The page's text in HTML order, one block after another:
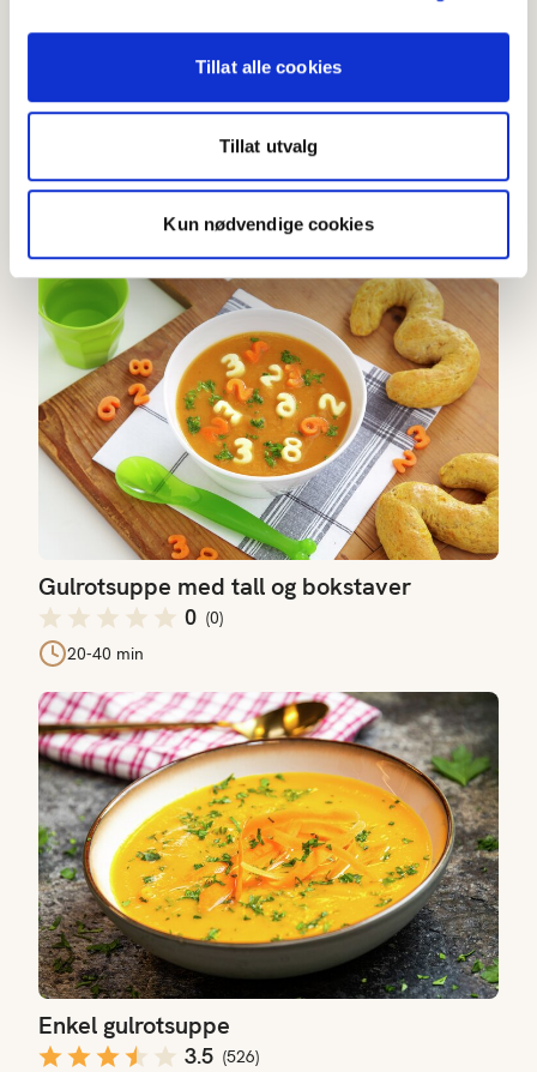
Tillat alle cookies
Tillat utvalg
Kun nødvendige cookies
Flere oppskrifter
Gulrotsuppe med tall og bokstaver
0 (0)
20-40 min
Gulrotsuppe med tall og bokstaver
Enkel gulrotsuppe
3.5 (526)
Enkel gulrotsuppe